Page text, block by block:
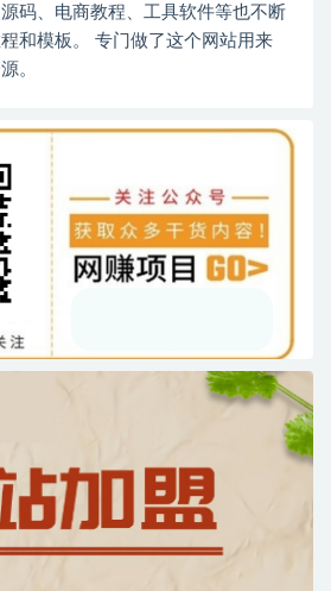
码、电商教程、工具软件等也不断
和模板。 专门做了这个网站用来
。